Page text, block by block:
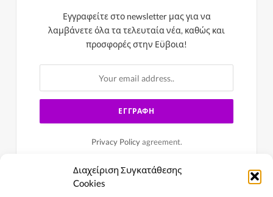
Διαχείριση Συγκατάθεσης
Cookies
Εγγραφείτε στο newsletter μας για να
λαμβάνετε όλα τα τελευταία νέα, καθώς και
προσφορές στην Εϋβοια!
Privacy Policyagreement.